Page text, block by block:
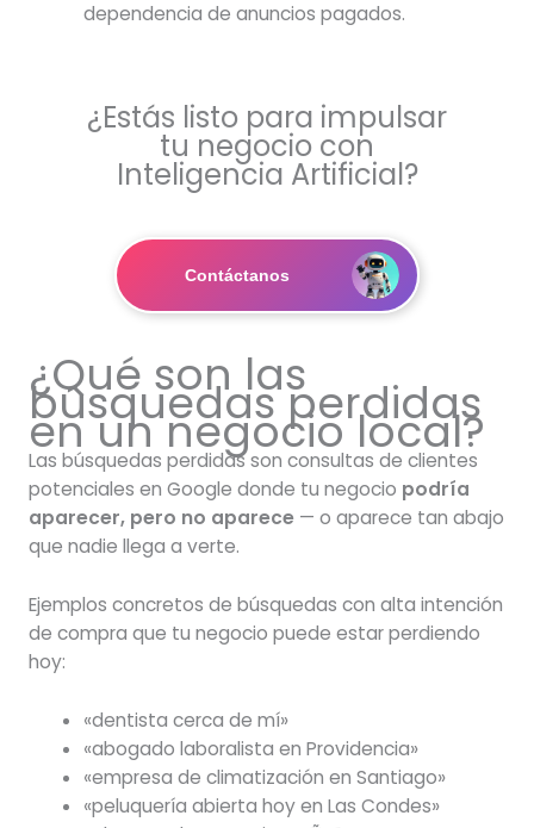
dependencia de anuncios pagados.
¿Estás listo para impulsar
tu negocio con
Inteligencia Artificial?
Contáctanos
¿Qué son las
búsquedas perdidas
en un negocio local?
Las búsquedas perdidas son consultas de clientes
potenciales en Google donde tu negocio podría
aparecer, pero no aparece— o aparece tan abajo
que nadie llega a verte.
Ejemplos concretos de búsquedas con alta intención
de compra que tu negocio puede estar perdiendo
hoy:
«dentista cerca de mí»
«abogado laboralista en Providencia»
«empresa de climatización en Santiago»
«peluquería abierta hoy en Las Condes»